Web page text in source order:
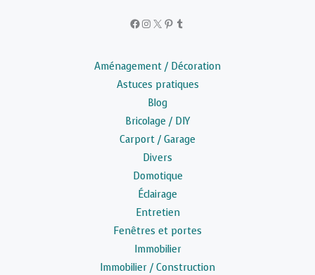
Facebook
Instagram
X Pinterest
Tumblr
Aménagement / Décoration
Astuces pratiques
Blog
Bricolage / DIY
Carport / Garage
Divers
Domotique
Éclairage
Entretien
Fenêtres et portes
Immobilier
Immobilier / Construction